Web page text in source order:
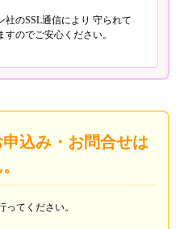
社のSSL通信により 守られて
すのでご安心ください。
込み・お問合せは
てください。